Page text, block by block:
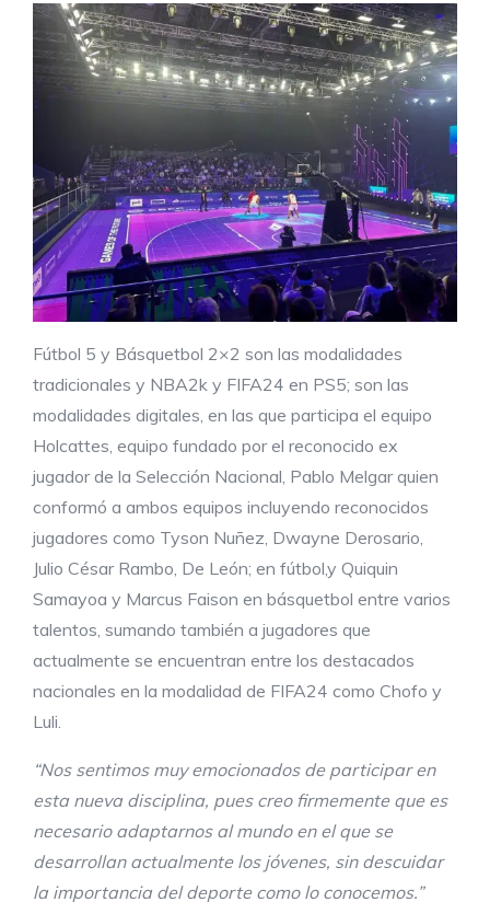
Fútbol 5 y Básquetbol 2×2 son las modalidades
tradicionales y NBA2k y FIFA24 en PS5; son las
modalidades digitales, en las que participa el equipo
Holcattes, equipo fundado por el reconocido ex
jugador de la Selección Nacional, Pablo Melgar quien
conformó a ambos equipos incluyendo reconocidos
jugadores como Tyson Nuñez, Dwayne Derosario,
Julio César Rambo, De León; en fútbol,y Quiquin
Samayoa y Marcus Faison en básquetbol entre varios
talentos, sumando también a jugadores que
actualmente se encuentran entre los destacados
nacionales en la modalidad de FIFA24 como Chofo y
Luli.
“Nos sentimos muy emocionados de participar en
esta nueva disciplina, pues creo firmemente que es
necesario adaptarnos al mundo en el que se
desarrollan actualmente los jóvenes, sin descuidar
la importancia del deporte como lo conocemos.”